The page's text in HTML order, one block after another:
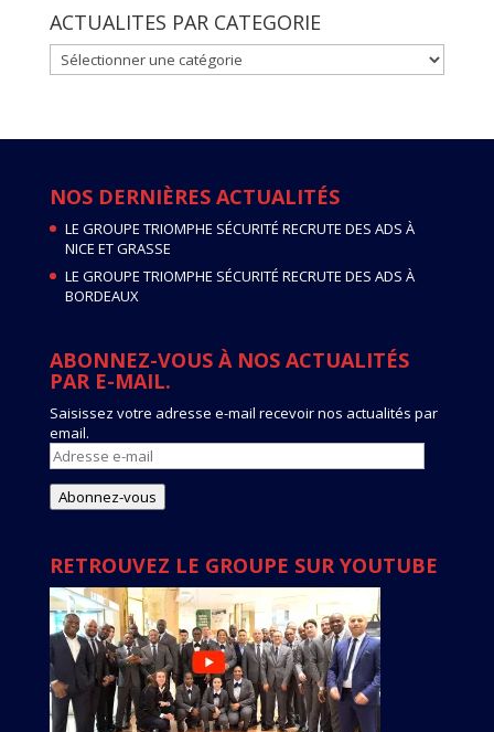
ACTUALITES PAR CATEGORIE
ACTUALITES
PAR
NOS DERNIÈRES ACTUALITÉS
LE GROUPE TRIOMPHE SÉCURITÉ RECRUTE DES ADS À
NICE ET GRASSE
LE GROUPE TRIOMPHE SÉCURITÉ RECRUTE DES ADS À
BORDEAUX
ABONNEZ-VOUS À NOS ACTUALITÉS
PAR E-MAIL.
Saisissez votre adresse e-mail recevoir nos actualités par
email.
Adresse
e-
mail
Abonnez-vous
RETROUVEZ LE GROUPE SUR YOUTUBE